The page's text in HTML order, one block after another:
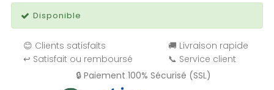
Disponible
😊 Clients satisfaits
🚚 Livraison rapide
↩️ Satisfait ou remboursé
📞 Service client
🔒 Paiement 100% Sécurisé (SSL)